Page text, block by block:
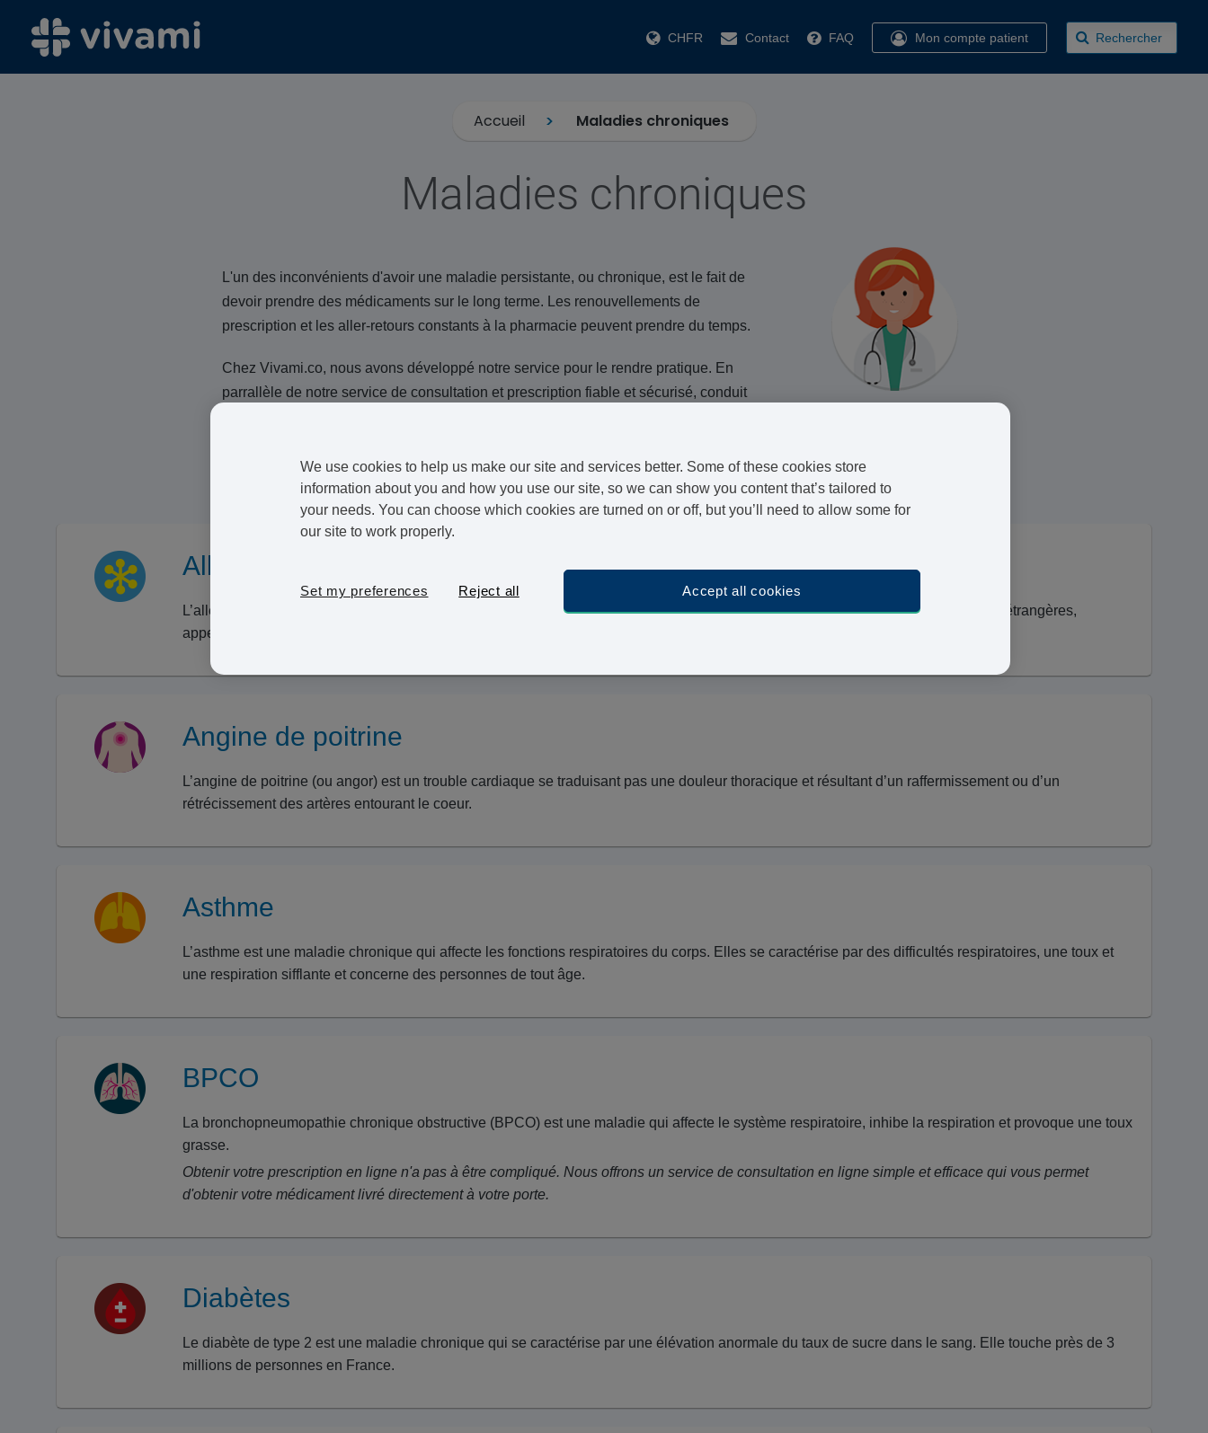
CHFR Contact FAQ Mon compte patient Rechercher
Accueil Maladies chroniques
Maladies chroniques
L'un des inconvénients d'avoir une maladie persistante, ou chronique, est le fait de
devoir prendre des médicaments sur le long terme. Les renouvellements de
prescription et les aller-retours constants à la pharmacie peuvent prendre du temps.
Chez Vivami.co, nous avons développé notre service pour le rendre pratique. En
parrallèle de notre service de consultation et prescription fiable et sécurisé, conduit
livré à domicile.
Paiement sécurisé
Allergies
L’allergie, ou l’hypersensibilité, correspond à une réponse excessive et anormale du système immunitaire à certaines substances étrangères,
appelées allergènes.
Angine de poitrine
L’angine de poitrine (ou angor) est un trouble cardiaque se traduisant pas une douleur thoracique et résultant d’un raffermissement ou d’un
rétrécissement des artères entourant le coeur.
Asthme
L’asthme est une maladie chronique qui affecte les fonctions respiratoires du corps. Elles se caractérise par des difficultés respiratoires, une toux et
une respiration sifflante et concerne des personnes de tout âge.
BPCO
La bronchopneumopathie chronique obstructive (BPCO) est une maladie qui affecte le système respiratoire, inhibe la respiration et provoque une toux
grasse.
Obtenir votre prescription en ligne n'a pas à être compliqué. Nous offrons un service de consultation en ligne simple et efficace qui vous permet
d'obtenir votre médicament livré directement à votre porte.
Diabètes
Le diabète de type 2 est une maladie chronique qui se caractérise par une élévation anormale du taux de sucre dans le sang. Elle touche près de 3
millions de personnes en France.
We use cookies to help us make our site and services better. Some of these cookies store
information about you and how you use our site, so we can show you content that’s tailored to
your needs. You can choose which cookies are turned on or off, but you’ll need to allow some for
our site to work properly.
Set my preferences Reject all Accept all cookies